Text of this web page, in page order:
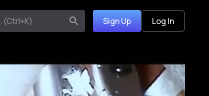
Sign Up Log In